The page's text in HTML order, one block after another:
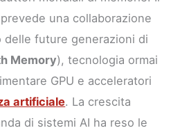
una collaborazione
future generazioni di
Memory), tecnologia ormai
GPU e acceleratori
artificiale. La crescita
di sistemi AI ha reso le